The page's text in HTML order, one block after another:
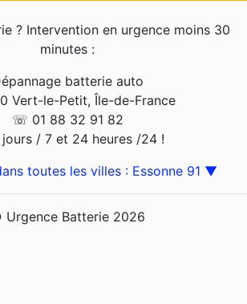
? Intervention en urgence moins 30
minutes :
batterie auto
Vert-le-Petit, Île-de-France
☏ 01 88 32 91 82
/ 7 et 24 heures /24 !
toutes les villes : Essonne 91 ▼
Urgence Batterie 2026